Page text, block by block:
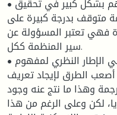
• يمكن للأنظمة والتعليمات أن تسهم بشكل كبير في تحقيق
متوقف بدرجة كبيرة على
فهي تعتبر المسؤولة عن
سير المنظمة ككل.
• وفي نفس السياق، بعد تقصي الإطار النظري لمفهوم
أصعب الطرق لإيجاد تعريف
وهذا ما نتج عنه وجود
لكن وعلى الرغم من هذا